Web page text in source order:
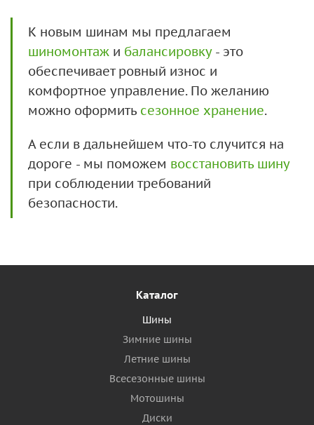
К новым шинам мы предлагаем
шиномонтаж и балансировку- это
обеспечивает ровный износ и
комфортное управление. По желанию
можно оформить сезонное хранение.
А если в дальнейшем что-то случится на
дороге - мы поможем восстановить шину
при соблюдении требований
безопасности.
Каталог
Шины
Зимние шины
Летние шины
Всесезонные шины
Мотошины
Диски